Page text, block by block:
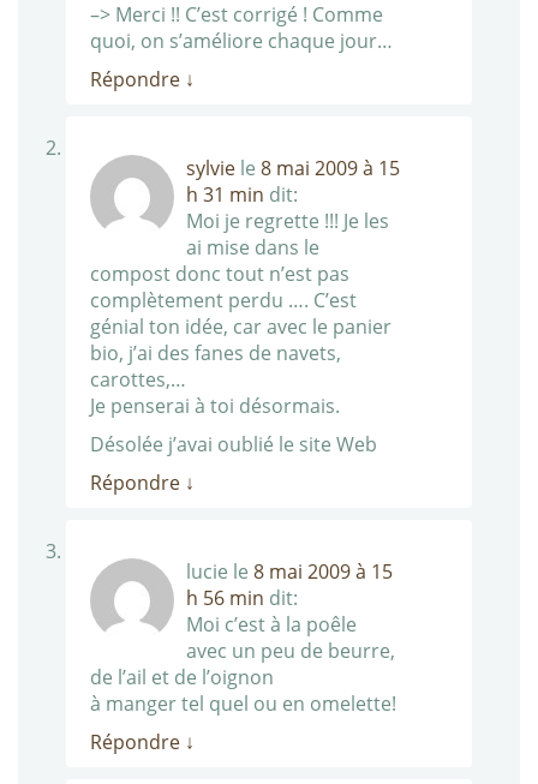
–> Merci !! C’est corrigé ! Comme
quoi, on s’améliore chaque jour…
Répondre ↓
sylvie le 8 mai 2009 à 15
h 31 min dit:
Moi je regrette !!! Je les
ai mise dans le
compost donc tout n’est pas
complètement perdu …. C’est
génial ton idée, car avec le panier
bio, j’ai des fanes de navets,
carottes,…
Je penserai à toi désormais.
Désolée j’avai oublié le site Web
Répondre ↓
lucie le 8 mai 2009 à 15
h 56 min dit:
Moi c’est à la poêle
avec un peu de beurre,
de l’ail et de l’oignon
à manger tel quel ou en omelette!
Répondre ↓